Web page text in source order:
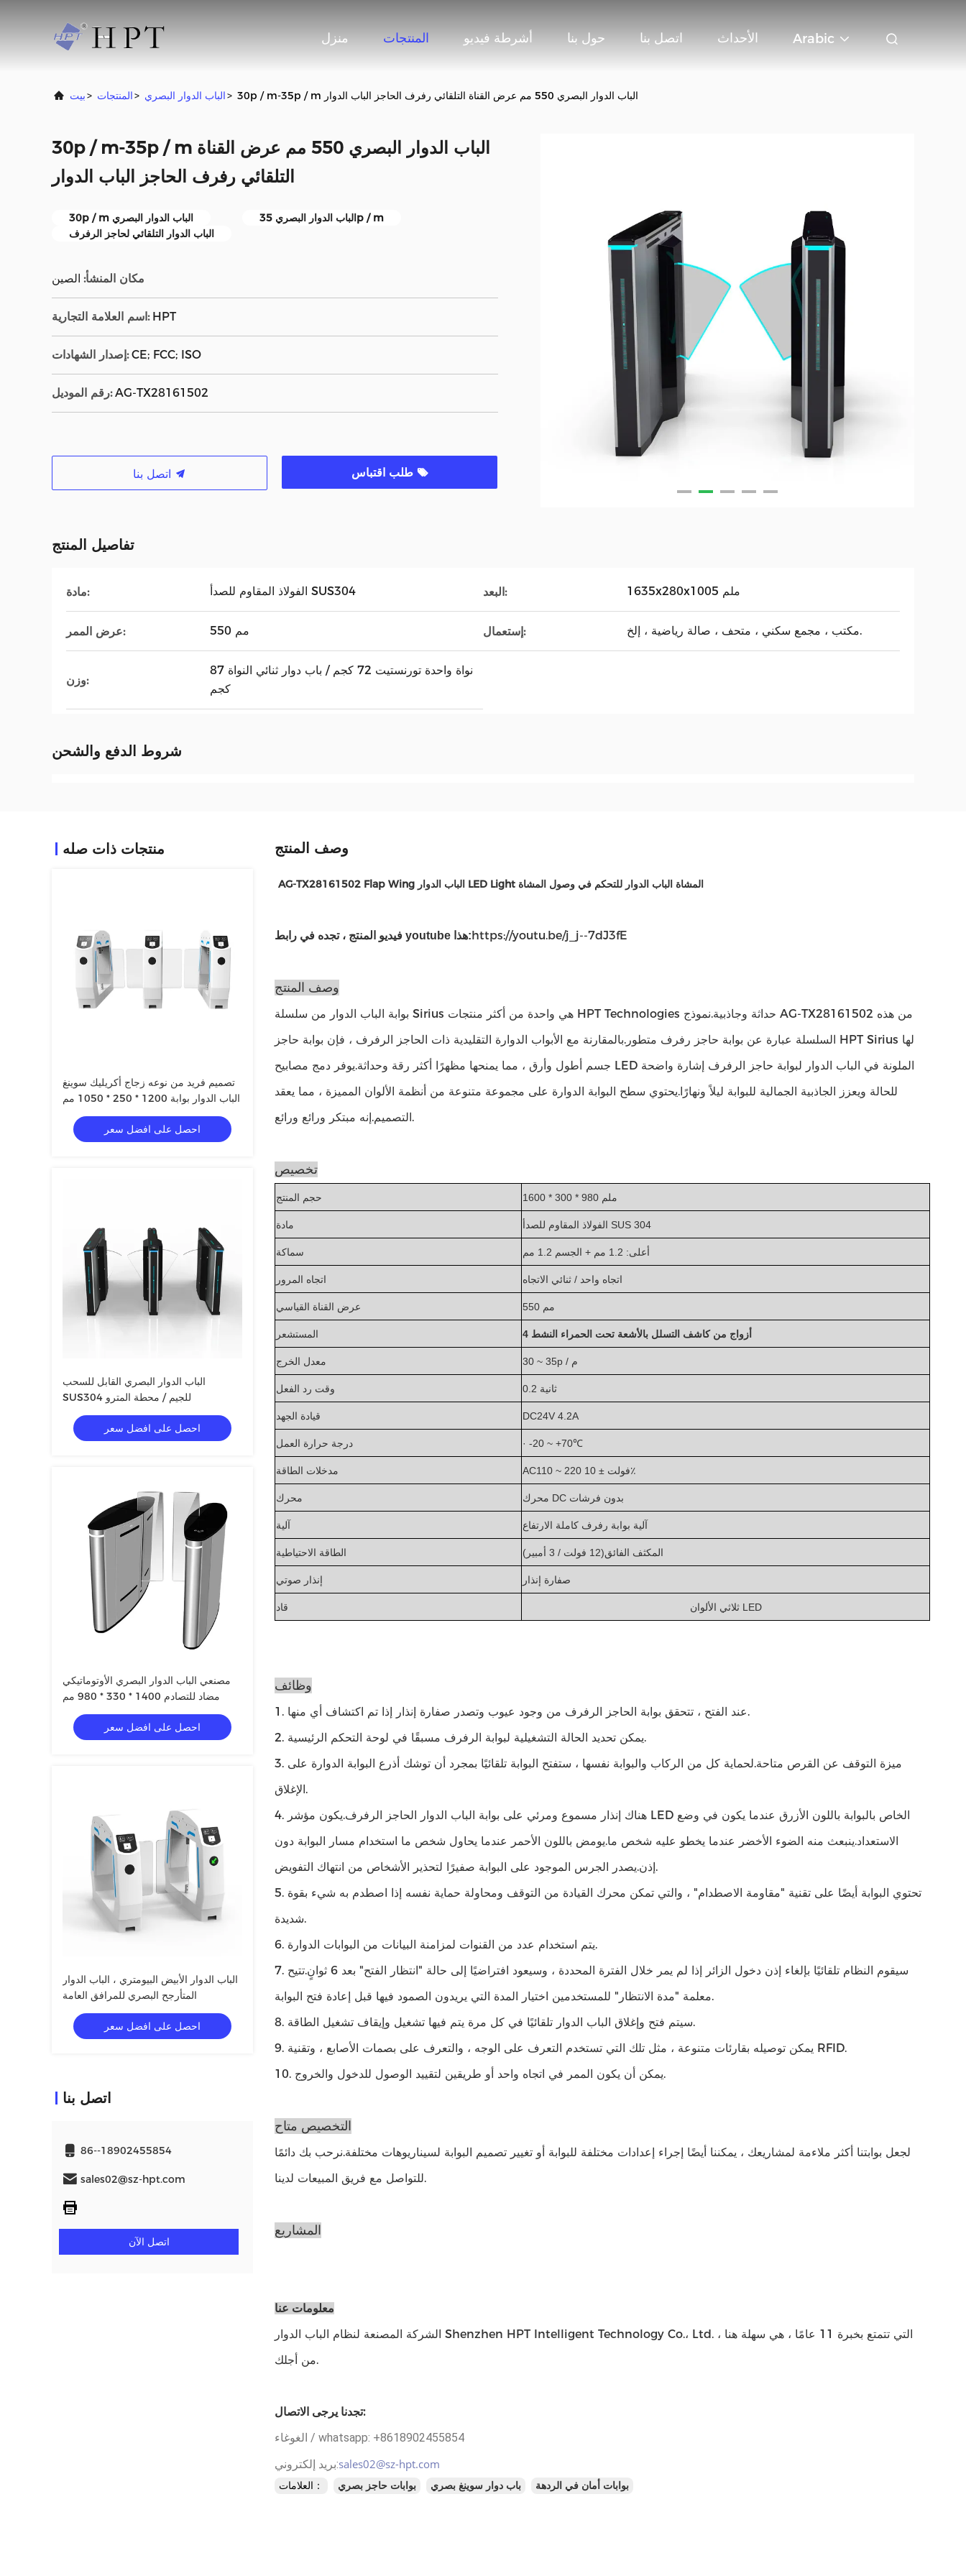
منزل المنتجات أشرطة فيديو حول بنا اتصل بنا الأحداث Arabic
بيت> المنتجات> الباب الدوار البصري> 30p / m-35p / m الباب الدوار البصري 550 مم عرض القناة التلقائي رفرف الحاجز الباب الدوار
30p / m-35p / m الباب الدوار البصري 550 مم عرض القناة
التلقائي رفرف الحاجز الباب الدوار
30p / m الباب الدوار البصري
الباب الدوار البصري 35p / m
الباب الدوار التلقائي لحاجز الرفرف
مكان المنشأ: الصين
اسم العلامة التجارية: HPT
إصدار الشهادات: CE; FCC; ISO
رقم الموديل: AG-TX28161502
طلب اقتباس
تفاصيل المنتج
مادة: الفولاذ المقاوم للصدأ SUS304 البعد: 1635x280x1005 ملم
عرض الممر: 550 مم إستعمال: مكتب ، مجمع سكني ، متحف ، صالة رياضية ، إلخ.
وزن:
نواة واحدة تورنستيت 72 كجم / باب دوار ثنائي النواة 87
كجم
شروط الدفع والشحن
منتجات ذات صله
تصميم فريد من نوعه زجاج أكريليك سوينغ
الباب الدوار بوابة 1200 * 250 * 1050 مم
احصل على افضل سعر
الباب الدوار البصري القابل للسحب
SUS304 للجيم / محطة المترو
احصل على افضل سعر
مصنعي الباب الدوار البصري الأوتوماتيكي
مضاد للتصادم 1400 * 330 * 980 مم
احصل على افضل سعر
الباب الدوار الأبيض البيومتري ، الباب الدوار
المتأرجح البصري للمرافق العامة
احصل على افضل سعر
اتصل بنا
86--18902455854
sales02@sz-hpt.com
اتصل الآن
وصف المنتج
AG-TX28161502 Flap Wing الباب الدوار LED Light المشاة الباب الدوار للتحكم في وصول المشاة
فيديو المنتج ، تجده في رابط youtube هذا:https://youtu.be/j_j--7dJ3fE
وصف المنتج
بوابة الباب الدوار من سلسلة Sirius هي واحدة من أكثر منتجات HPT Technologies حداثة وجاذبية.نموذج AG-TX28161502 من هذه
السلسلة عبارة عن بوابة حاجز رفرف متطور.بالمقارنة مع الأبواب الدوارة التقليدية ذات الحاجز الرفرف ، فإن بوابة حاجز HPT Sirius لها
جسم أطول وأرق ، مما يمنحها مظهرًا أكثر رقة وحداثة.يوفر دمج مصابيح LED الملونة في الباب الدوار لبوابة حاجز الرفرف إشارة واضحة
للحالة ويعزز الجاذبية الجمالية للبوابة ليلاً ونهارًا.يحتوي سطح البوابة الدوارة على مجموعة متنوعة من أنظمة الألوان المميزة ، مما يعقد
التصميم.إنه مبتكر ورائع ورائع.
تخصيص
حجم المنتج 1600 * 300 * 980 ملم
مادة الفولاذ المقاوم للصدأ SUS 304
سماكة أعلى: 1.2 مم + الجسم 1.2 مم
اتجاه المرور اتجاه واحد / ثنائي الاتجاه
عرض القناة القياسي 550 مم
المستشعر 4 أزواج من كاشف التسلل بالأشعة تحت الحمراء النشط
معدل الخرج 30 ~ 35p / م
وقت رد الفعل 0.2 ثانية
قيادة الجهد DC24V 4.2A
درجة حرارة العمل · -20 ~ +70℃
مدخلات الطاقة AC110 ~ 220 فولت ± 10٪
محرك محرك DC بدون فرشات
آلية آلية بوابة رفرف كاملة الارتفاع
الطاقة الاحتياطية المكثف الفائق(12 فولت / 3 أمبير)
إنذار صوتي صفارة إنذار
قاد ثلاثي الألوان LED
وظائف
1. عند الفتح ، تتحقق بوابة الحاجز الرفرف من وجود عيوب وتصدر صفارة إنذار إذا تم اكتشاف أي منها.
2. يمكن تحديد الحالة التشغيلية لبوابة الرفرف مسبقًا في لوحة التحكم الرئيسية.
3. ميزة التوقف عن القرص متاحة.لحماية كل من الركاب والبوابة نفسها ، ستفتح البوابة تلقائيًا بمجرد أن توشك أذرع البوابة الدوارة على
الإغلاق.
4. هناك إنذار مسموع ومرئي على بوابة الباب الدوار الحاجز الرفرف.يكون مؤشر LED الخاص بالبوابة باللون الأزرق عندما يكون في وضع
الاستعداد.ينبعث منه الضوء الأخضر عندما يخطو عليه شخص ما.يومض باللون الأحمر عندما يحاول شخص ما استخدام مسار البوابة دون
إذن.يصدر الجرس الموجود على البوابة صفيرًا لتحذير الأشخاص من انتهاك التفويض.
5. تحتوي البوابة أيضًا على تقنية "مقاومة الاصطدام" ، والتي تمكن محرك القيادة من التوقف ومحاولة حماية نفسه إذا اصطدم به شيء بقوة
شديدة.
6. يتم استخدام عدد من القنوات لمزامنة البيانات من البوابات الدوارة.
7. سيقوم النظام تلقائيًا بإلغاء إذن دخول الزائر إذا لم يمر خلال الفترة المحددة ، وسيعود افتراضيًا إلى حالة "انتظار الفتح" بعد 6 ثوانٍ.تتيح
معلمة "مدة الانتظار" للمستخدمين اختيار المدة التي يريدون الصمود فيها قبل إعادة فتح البوابة.
8. سيتم فتح وإغلاق الباب الدوار تلقائيًا في كل مرة يتم فيها تشغيل وإيقاف تشغيل الطاقة.
9. يمكن توصيله بقارئات متنوعة ، مثل تلك التي تستخدم التعرف على الوجه ، والتعرف على بصمات الأصابع ، وتقنية RFID.
10. يمكن أن يكون الممر في اتجاه واحد أو طريقين لتقييد الوصول للدخول والخروج.
التخصيص متاح
لجعل بوابتنا أكثر ملاءمة لمشاريعك ، يمكننا أيضًا إجراء إعدادات مختلفة للبوابة أو تغيير تصميم البوابة لسيناريوهات مختلفة.نرحب بك دائمًا
للتواصل مع فريق المبيعات لدينا.
المشاريع
معلومات عنا
الشركة المصنعة لنظام الباب الدوار Shenzhen HPT Intelligent Technology Co.، Ltd. ، التي تتمتع بخبرة 11 عامًا ، هي سهلة هنا
من أجلك.
تجدنا يرجى الاتصال:
الغوغاء / whatsapp: +8618902455854
بريد إلكتروني:sales02@sz-hpt.com
العلامات： بوابات حاجز بصري باب دوار سوينغ بصري بوابات أمان في الردهة